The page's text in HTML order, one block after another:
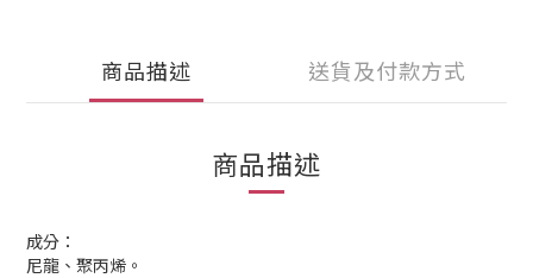
商品描述 送貨及付款方式
商品描述
成分：
尼龍、聚丙烯。